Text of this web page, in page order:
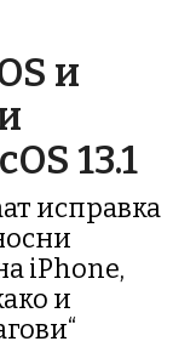
и
13.1
исправка
iPhone,
и